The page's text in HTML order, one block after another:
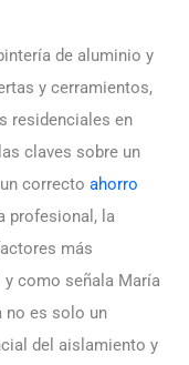
de aluminio y
y cerramientos,
residenciales en
claves sobre un
correcto ahorro
profesional, la
más
como señala María
no es solo un
del aislamiento y